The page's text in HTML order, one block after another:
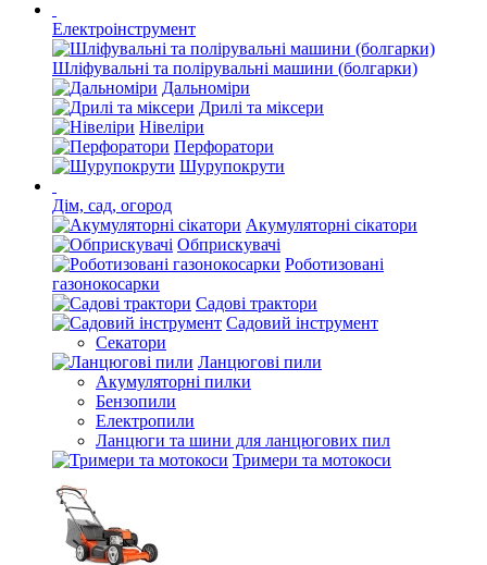
Електроінструмент
Шліфувальні та полірувальні машини (болгарки)
Дальноміри
Дрилі та міксери
Нівеліри
Перфоратори
Шурупокрути
Дім, сад, огород
Акумуляторні сікатори
Обприскувачі
Роботизовані
газонокосарки
Садові трактори
Садовий інструмент
Секатори
Ланцюгові пили
Акумуляторні пилки
Бензопили
Електропили
Ланцюги та шини для ланцюгових пил
Тримери та мотокоси